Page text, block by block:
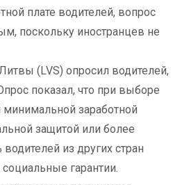
плате водителей, вопрос
поскольку иностранцев не
(LVS) опросил водителей,
показал, что при выборе
заработной
защитой или более
из других стран
гарантии.